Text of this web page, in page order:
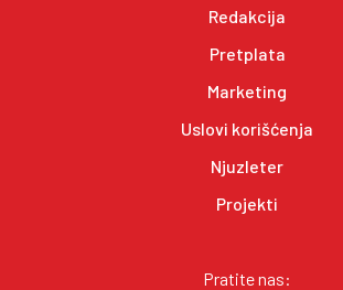
Redakcija
Pretplata
Marketing
Uslovi korišćenja
Njuzleter
Projekti
Pratite nas: